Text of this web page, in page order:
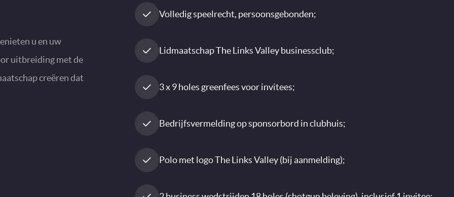
u en uw
uitbreiding met de
creëren dat
Volledig speelrecht, persoonsgebonden;
Lidmaatschap The Links Valley businessclub;
3 x 9 holes greenfees voor invitees;
Bedrijfsvermelding op sponsorbord in clubhuis;
Polo met logo The Links Valley (bij aanmelding);